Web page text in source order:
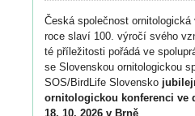
Česká společnost ornitologická
roce slaví 100. výročí svého
té příležitosti pořádá ve
se Slovenskou ornitologickou
SOS/BirdLife Slovensko
ornitologickou konferenci ve
18. 10. 2026 v Brně.